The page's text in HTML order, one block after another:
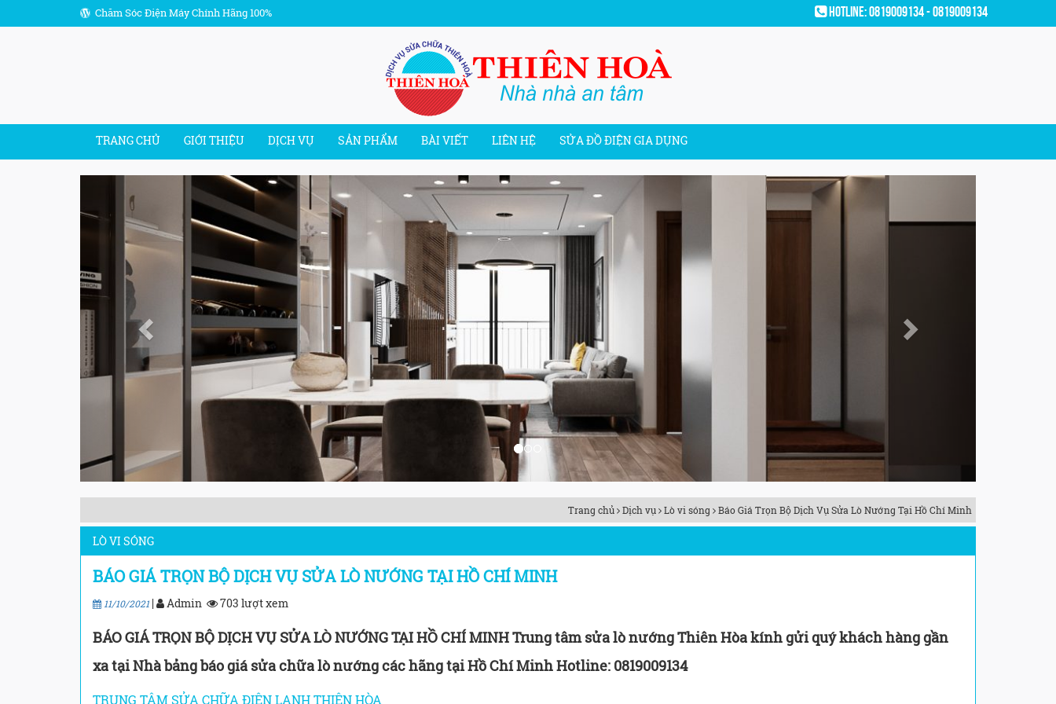
Chăm Sóc Điện Máy Chính Hãng 100% Hotline: 0819009134 - 0819009134
TRANG CHỦ GIỚI THIỆU DỊCH VỤ SẢN PHẨM BÀI VIẾT LIÊN HỆ SỬA ĐỒ ĐIỆN GIA DỤNG
Previous
Trang chủ Dịch vụ Lò vi sóng Báo Giá Trọn Bộ Dịch Vụ Sửa Lò Nướng Tại Hồ Chí Minh
LÒ VI SÓNG
BÁO GIÁ TRỌN BỘ DỊCH VỤ SỬA LÒ NƯỚNG TẠI HỒ CHÍ MINH
11/10/2021 | Admin 703 lượt xem
BÁO GIÁ TRỌN BỘ DỊCH VỤ SỬA LÒ NƯỚNG TẠI HỒ CHÍ MINH Trung tâm sửa lò nướng Thiên Hòa kính gửi quý khách hàng gần
xa tại Nhà bảng báo giá sửa chữa lò nướng các hãng tại Hồ Chí Minh Hotline: 0819009134
TRUNG TÂM SỬA CHỮA ĐIỆN LẠNH THIÊN HÒA